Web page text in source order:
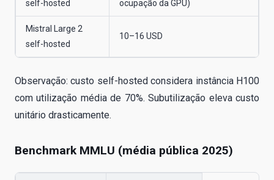
self-hosted
ocupação da GPU)
Mistral Large 2
self-hosted
10–16 USD
Observação: custo self-hosted considera instância H100
com utilização média de 70%. Subutilização eleva custo
unitário drasticamente.
Benchmark MMLU (média pública 2025)